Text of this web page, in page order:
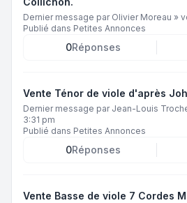
Dernier message par Olivier Moreau »
Publié dans Petites Annonces
0Réponses
Vente Ténor de viole d'après
Dernier message par Jean-Louis
3:31 pm
Publié dans Petites Annonces
0Réponses
Vente Basse de viole 7 Cordes